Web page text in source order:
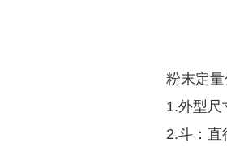
粉末定
1.外型尺
2.斗：直